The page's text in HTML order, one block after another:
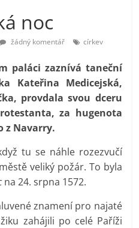
noc
žádný komentář církev
paláci zaznívá taneční
Kateřina Medicejská,
provdala svou dceru
za hugenota
z Navarry.
tu se náhle rozezvučí
veliký požár. To byla
na 24. srpna 1572.
znamení pro najaté
zahájili po celé Paříži